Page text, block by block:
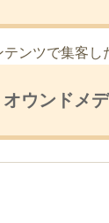
テンツで集客し
オウンドメ